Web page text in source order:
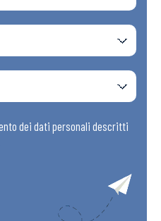
dei dati personali descritti